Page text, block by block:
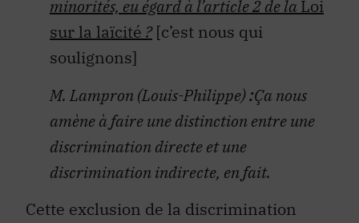
minorités, eu égard à l’article 2 de laLoi
sur la laïcité ?[c’est nous qui
soulignons]
M. Lampron (Louis-Philippe):Ça nous
amène à faire une distinction entre une
discrimination directe et une
discrimination indirecte, en fait.
Cette exclusion de la discrimination